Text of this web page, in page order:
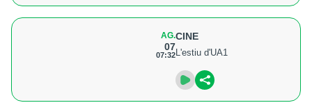
AG.
07
07:32
CINE
L'estiu d'UA1